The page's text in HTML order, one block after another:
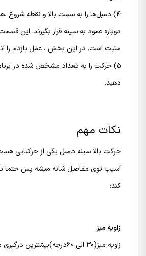
۴) دمبل‌ها را به سمت بالا و نقطه شروع
دوباره عمود به سینه قرار بگیرند. این
مثبت است. در این بخش ، عمل بازدم را
۵) حرکت را به تعداد مشخص شده در
دهید.
نکات مهم
حرکت بالا سینه دمبل یکی از حرکتایی
آسیب توی مفاصل شانه میشه پس حتما
کند:
زاویه میز
زاویه میز(۳۰ الی ۶۰درجه)بیشترین